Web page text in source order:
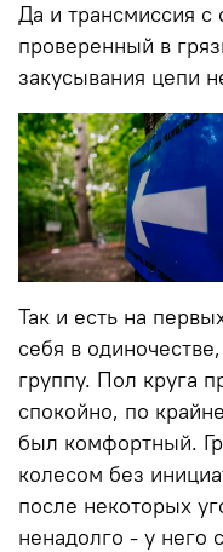
Да и трансмиссия
проверенный в
закусывания цепи
Так и есть на
себя в
группу. Пол круга
спокойно, по
был комфортный.
колесом без
после некоторых
ненадолго - у него